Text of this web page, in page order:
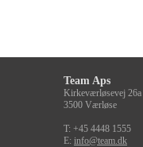
Team Aps
Kirkeværløsevej 26a
3500 Værløse
T: +45 4448 1555
E: info@team.dk